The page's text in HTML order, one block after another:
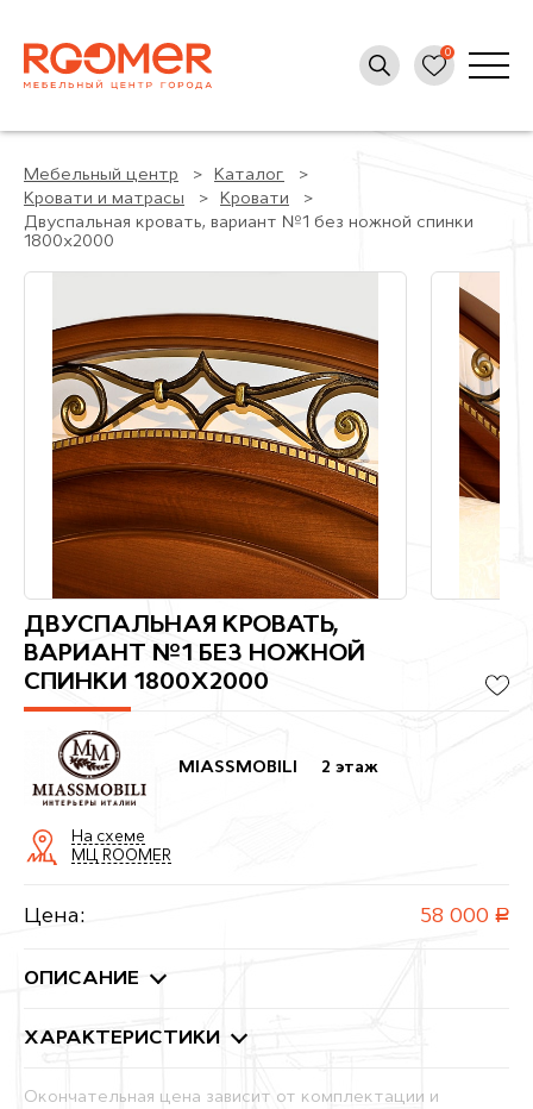
Мебельный центр
Каталог
Кровати и матрасы
Кровати
Двуспальная кровать, вариант №1 без ножной спинки
1800x2000
ДВУСПАЛЬНАЯ КРОВАТЬ,
ВАРИАНТ №1 БЕЗ НОЖНОЙ
СПИНКИ 1800X2000
MIASSMOBILI 2 этаж
На схеме
МЦ ROOMER
Цена: 58 000 руб.
ОПИСАНИЕ
ХАРАКТЕРИСТИКИ
Окончательная цена зависит от комплектации и